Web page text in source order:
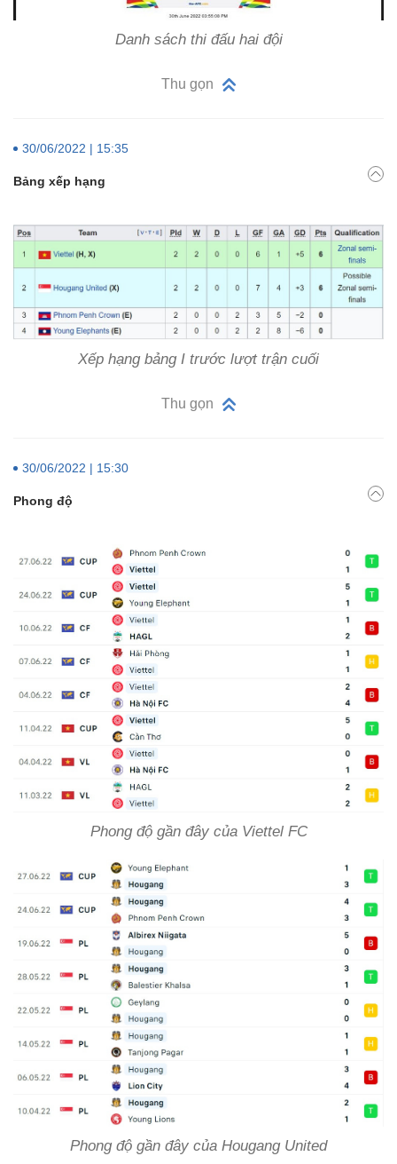
Danh sách thi đấu hai đội
Thu gọn
30/06/2022 | 15:35
Bảng xếp hạng
Xếp hạng bảng I trước lượt trận cuối
Thu gọn
30/06/2022 | 15:30
Phong độ
Phong độ gần đây của Viettel FC
Phong độ gần đây của Hougang United